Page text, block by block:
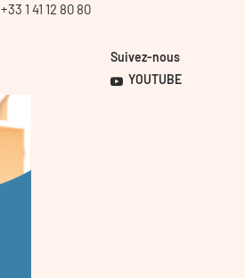
+33 1 41 12 80 80
Suivez-nous
YOUTUBE